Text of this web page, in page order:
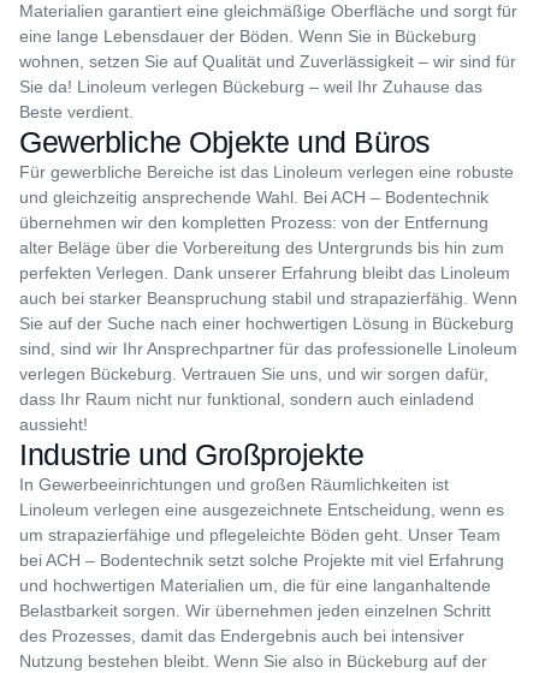
Materialien garantiert eine gleichmäßige Oberfläche und sorgt für
eine lange Lebensdauer der Böden. Wenn Sie in Bückeburg
wohnen, setzen Sie auf Qualität und Zuverlässigkeit – wir sind für
Sie da! Linoleum verlegen Bückeburg – weil Ihr Zuhause das
Beste verdient.
Gewerbliche Objekte und Büros
Für gewerbliche Bereiche ist das Linoleum verlegen eine robuste
und gleichzeitig ansprechende Wahl. Bei ACH – Bodentechnik
übernehmen wir den kompletten Prozess: von der Entfernung
alter Beläge über die Vorbereitung des Untergrunds bis hin zum
perfekten Verlegen. Dank unserer Erfahrung bleibt das Linoleum
auch bei starker Beanspruchung stabil und strapazierfähig. Wenn
Sie auf der Suche nach einer hochwertigen Lösung in Bückeburg
sind, sind wir Ihr Ansprechpartner für das professionelle Linoleum
verlegen Bückeburg. Vertrauen Sie uns, und wir sorgen dafür,
dass Ihr Raum nicht nur funktional, sondern auch einladend
aussieht!
Industrie und Großprojekte
In Gewerbeeinrichtungen und großen Räumlichkeiten ist
Linoleum verlegen eine ausgezeichnete Entscheidung, wenn es
um strapazierfähige und pflegeleichte Böden geht. Unser Team
bei ACH – Bodentechnik setzt solche Projekte mit viel Erfahrung
und hochwertigen Materialien um, die für eine langanhaltende
Belastbarkeit sorgen. Wir übernehmen jeden einzelnen Schritt
des Prozesses, damit das Endergebnis auch bei intensiver
Nutzung bestehen bleibt. Wenn Sie also in Bückeburg auf der